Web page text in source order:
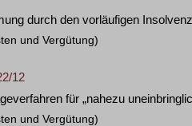
durch den vorläufigen
und Vergütung)
12
für „nahezu
und Vergütung)